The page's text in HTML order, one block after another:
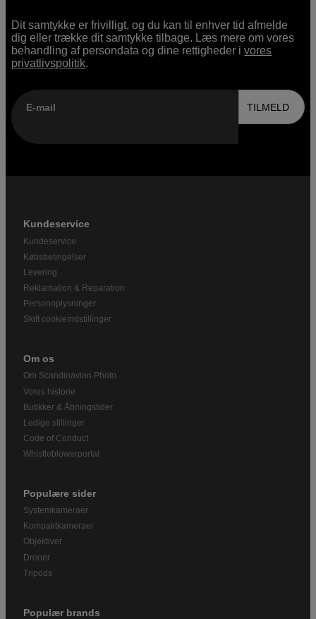
Dit samtykke er frivilligt, og du kan til enhver tid afmelde
dig eller trække dit samtykke tilbage. Læs mere om vores
behandling af persondata og dine rettigheder ivores
privatlivspolitik.
E-mail TILMELD
Kundeservice
Kundeservice
Købsbetingelser
Levering
Reklamation & Reparation
Personoplysninger
Skift cookieindstillinger
Om os
Om Scandinavian Photo
Vores historie
Butikker & Åbningstider
Ledige stillinger
Code of Conduct
Whistleblowerportal
Populære sider
Systemkameraer
Kompaktkameraer
Objektiver
Droner
Tripods
Populær brands